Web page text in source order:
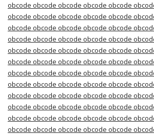
obcode obcode obcode obcode obcode
obcode obcode obcode obcode obcode
obcode obcode obcode obcode obcode
obcode obcode obcode obcode obcode
obcode obcode obcode obcode obcode
obcode obcode obcode obcode obcode
obcode obcode obcode obcode obcode
obcode obcode obcode obcode obcode
obcode obcode obcode obcode obcode
obcode obcode obcode obcode obcode
obcode obcode obcode obcode obcode
obcode obcode obcode obcode obcode